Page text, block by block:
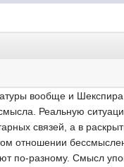
вообще и Шекспира
Реальную
связей, а в
отношении
по-разному. Смысл